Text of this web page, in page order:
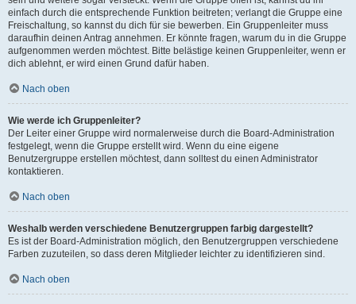
einfach durch die entsprechende Funktion beitreten; verlangt die Gruppe eine
Freischaltung, so kannst du dich für sie bewerben. Ein Gruppenleiter muss
daraufhin deinen Antrag annehmen. Er könnte fragen, warum du in die Gruppe
aufgenommen werden möchtest. Bitte belästige keinen Gruppenleiter, wenn er
dich ablehnt, er wird einen Grund dafür haben.
Nach oben
Wie werde ich Gruppenleiter?
Der Leiter einer Gruppe wird normalerweise durch die Board-Administration
festgelegt, wenn die Gruppe erstellt wird. Wenn du eine eigene
Benutzergruppe erstellen möchtest, dann solltest du einen Administrator
kontaktieren.
Nach oben
Weshalb werden verschiedene Benutzergruppen farbig dargestellt?
Es ist der Board-Administration möglich, den Benutzergruppen verschiedene
Farben zuzuteilen, so dass deren Mitglieder leichter zu identifizieren sind.
Nach oben